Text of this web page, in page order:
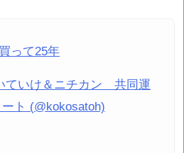
って25年
ていけ＆ニチカン 共同運
ト (@kokosatoh)